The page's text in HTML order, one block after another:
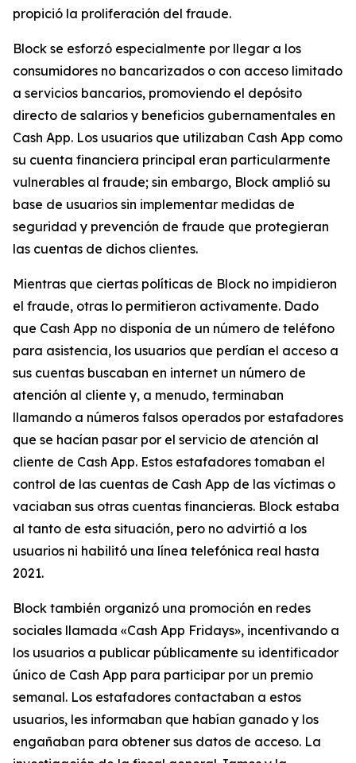
propició la proliferación del fraude.
Block se esforzó especialmente por llegar a los
consumidores no bancarizados o con acceso limitado
a servicios bancarios, promoviendo el depósito
directo de salarios y beneficios gubernamentales en
Cash App. Los usuarios que utilizaban Cash App como
su cuenta financiera principal eran particularmente
vulnerables al fraude; sin embargo, Block amplió su
base de usuarios sin implementar medidas de
seguridad y prevención de fraude que protegieran
las cuentas de dichos clientes.
Mientras que ciertas políticas de Block no impidieron
el fraude, otras lo permitieron activamente. Dado
que Cash App no ​​disponía de un número de teléfono
para asistencia, los usuarios que perdían el acceso a
sus cuentas buscaban en internet un número de
atención al cliente y, a menudo, terminaban
llamando a números falsos operados por estafadores
que se hacían pasar por el servicio de atención al
cliente de Cash App. Estos estafadores tomaban el
control de las cuentas de Cash App de las víctimas o
vaciaban sus otras cuentas financieras. Block estaba
al tanto de esta situación, pero no advirtió a los
usuarios ni habilitó una línea telefónica real hasta
2021.
Block también organizó una promoción en redes
sociales llamada «Cash App Fridays», incentivando a
los usuarios a publicar públicamente su identificador
único de Cash App para participar por un premio
semanal. Los estafadores contactaban a estos
usuarios, les informaban que habían ganado y los
engañaban para obtener sus datos de acceso. La